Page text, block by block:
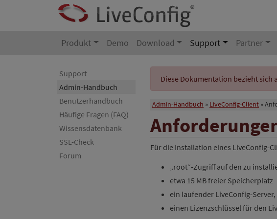
Produkt Demo Download Support Partner
Support
Admin-Handbuch
Benutzerhandbuch
Häufige Fragen (FAQ)
Wissensdatenbank
SSL-Check
Forum
Diese Dokumentation bezieht sich
Admin-Handbuch LiveConfig-Client
Für die Installation eines LiveConfig-
„root“-Zugriff auf den zu
etwa 15 MB freier Speicherplatz
ein laufender LiveConfig-
einen Lizenzschlüssel für den